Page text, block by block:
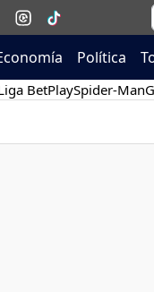
Política
BetPlaySpider-Man